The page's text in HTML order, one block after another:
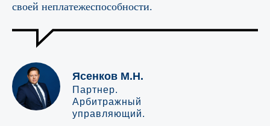
своей неплатежеспособности.
Ясенков М.Н.
Партнер.
Арбитражный
управляющий.